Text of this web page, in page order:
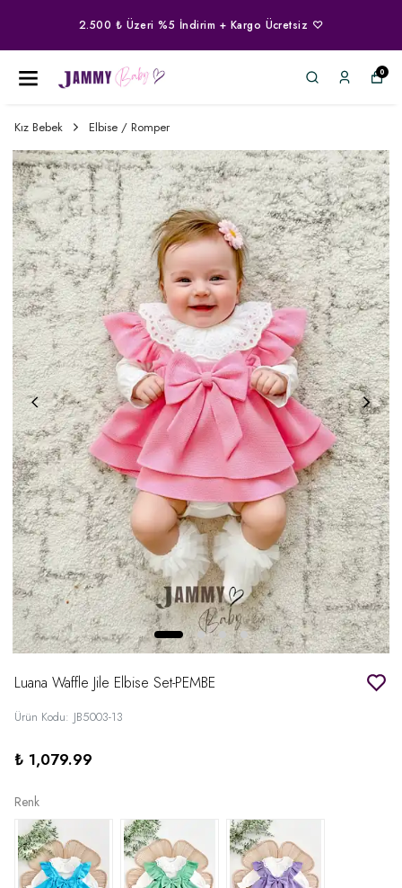
2.500 ₺ Üzeri %5 İndirim + Kargo Ücretsiz ♡
0
Kız Bebek Elbise / Romper
Luana Waffle Jile Elbise Set-PEMBE
Ürün Kodu: JB5003-13
₺ 1,079.99
Renk